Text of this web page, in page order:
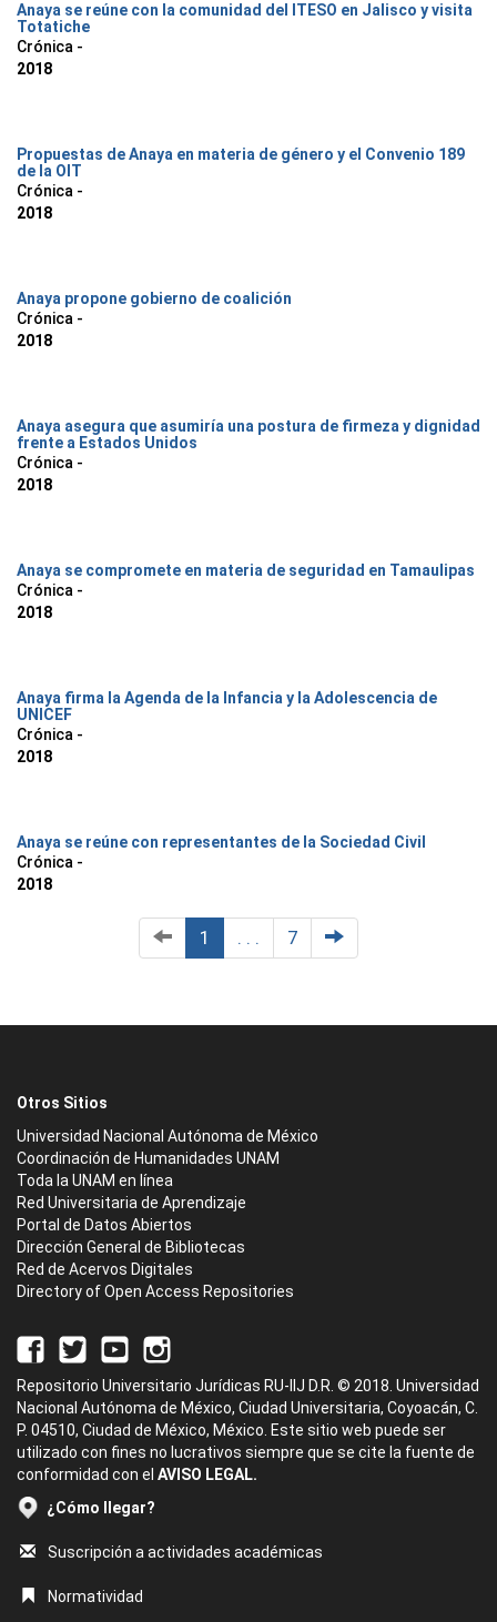
Anaya se reúne con la comunidad del ITESO en Jalisco y visita
Totatiche
Crónica -
2018
Propuestas de Anaya en materia de género y el Convenio 189
de la OIT
Crónica -
2018
Anaya propone gobierno de coalición
Crónica -
2018
Anaya asegura que asumiría una postura de firmeza y dignidad
frente a Estados Unidos
Crónica -
2018
Anaya se compromete en materia de seguridad en Tamaulipas
Crónica -
2018
Anaya firma la Agenda de la Infancia y la Adolescencia de
UNICEF
Crónica -
2018
Anaya se reúne con representantes de la Sociedad Civil
Crónica -
2018
1 . . . 7
Otros Sitios
Universidad Nacional Autónoma de México
Coordinación de Humanidades UNAM
Toda la UNAM en línea
Red Universitaria de Aprendizaje
Portal de Datos Abiertos
Dirección General de Bibliotecas
Red de Acervos Digitales
Directory of Open Access Repositories
Repositorio Universitario Jurídicas RU-IIJ D.R. © 2018. Universidad
Nacional Autónoma de México, Ciudad Universitaria, Coyoacán, C.
P. 04510, Ciudad de México, México. Este sitio web puede ser
utilizado con fines no lucrativos siempre que se cite la fuente de
conformidad con el AVISO LEGAL.
¿Cómo llegar?
Suscripción a actividades académicas
Normatividad